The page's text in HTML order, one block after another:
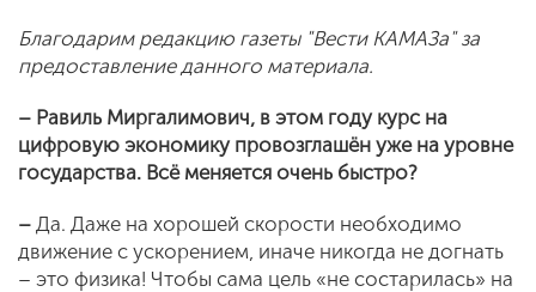
Благодарим редакцию газеты "Вести КАМАЗа" за
предоставление данного материала.
– Равиль Миргалимович, в этом году курс на
цифровую экономику провозглашён уже на уровне
государства. Всё меняется очень быстро?
– Да. Даже на хорошей скорости необходимо
движение с ускорением, иначе никогда не догнать
– это физика! Чтобы сама цель «не состарилась» на